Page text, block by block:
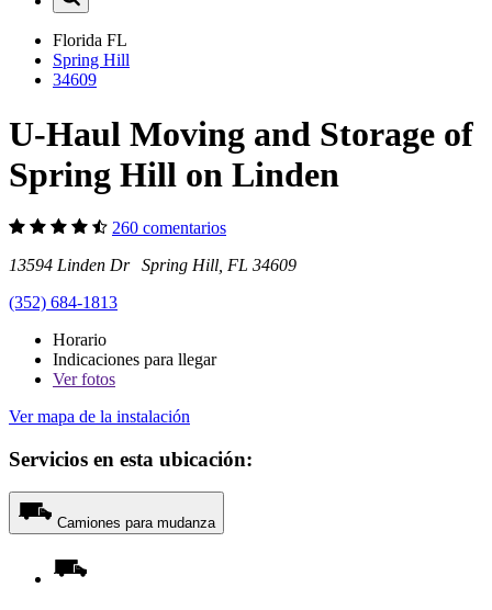
Florida FL
Spring Hill
34609
U-Haul Moving and Storage of
Spring Hill on Linden
260 comentarios
13594 Linden Dr Spring Hill, FL 34609
(352) 684-1813
Horario
Indicaciones para llegar
Verfotos
Ver mapa de la instalación
Servicios en esta ubicación:
Camiones para mudanza